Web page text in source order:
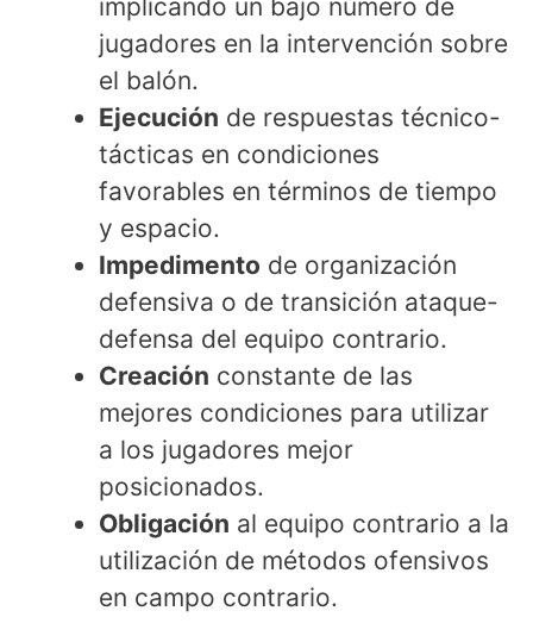
implicando un bajo número de
jugadores en la intervención sobre
el balón.
Ejecución de respuestas técnico-
tácticas en condiciones
favorables en términos de tiempo
y espacio.
Impedimento de organización
defensiva o de transición ataque-
defensa del equipo contrario.
Creación constante de las
mejores condiciones para utilizar
a los jugadores mejor
posicionados.
Obligación al equipo contrario a la
utilización de métodos ofensivos
en campo contrario.